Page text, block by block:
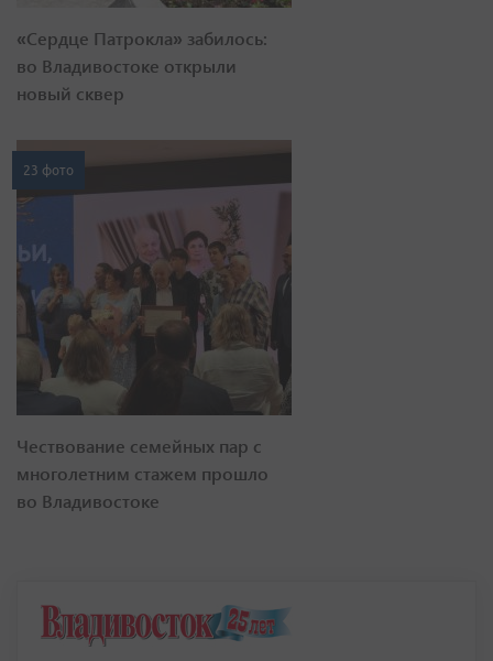
«Сердце Патрокла» забилось:
во Владивостоке открыли
новый сквер
23 фото
Чествование семейных пар с
многолетним стажем прошло
во Владивостоке